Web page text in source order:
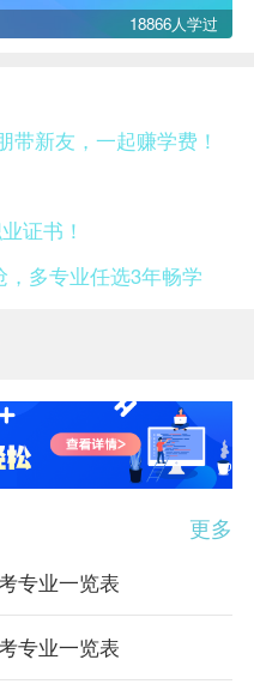
18866人学过
带新友，一起赚学费！
证书！
多专业任选3年畅学
更多
专业一览表
专业一览表